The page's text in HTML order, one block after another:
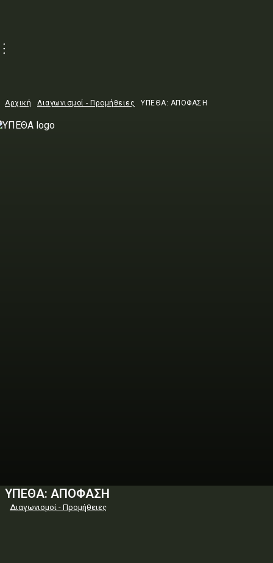
Αρχική Διαγωνισμοί - Προμήθειες ΥΠΕΘΑ: ΑΠΟΦΑΣΗ
ΥΠΕΘΑ: ΑΠΟΦΑΣΗ
Διαγωνισμοί - Προμήθειες